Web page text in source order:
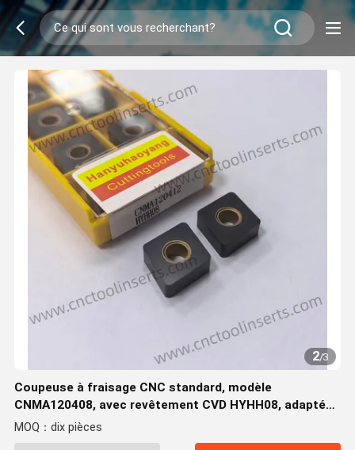
2/3
Coupeuse à fraisage CNC standard, modèle
CNMA120408, avec revêtement CVD HYHH08, adaptée
à l'usinage du fonte
MOQ：dix pièces